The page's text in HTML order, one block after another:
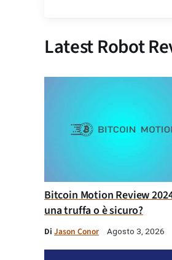
Latest Robot
Bitcoin Motion Review
una truffa o è sicuro?
Di Jason Conor Agosto 3, 2026